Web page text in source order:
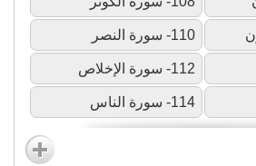
110- سورة النصر
112- سورة الإخلاص
114- سورة الناس